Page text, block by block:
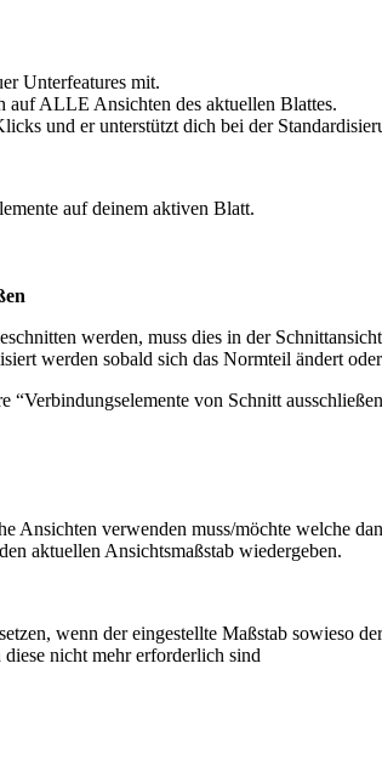
Unterfeatures mit.
auf ALLE Ansichten des aktuellen Blattes.
und er unterstützt dich bei der
auf deinem aktiven Blatt.
werden, muss dies in der
werden sobald sich das Normteil ändert
“Verbindungselemente von Schnitt
Ansichten verwenden muss/möchte welche
aktuellen Ansichtsmaßstab wiedergeben.
wenn der eingestellte Maßstab sowieso
nicht mehr erforderlich sind